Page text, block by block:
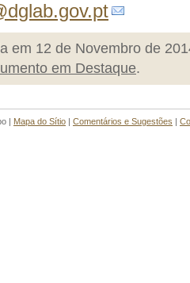
em 12 de Novembro de
em Destaque.
| Mapa do Sítio | Comentários e Sugestões |